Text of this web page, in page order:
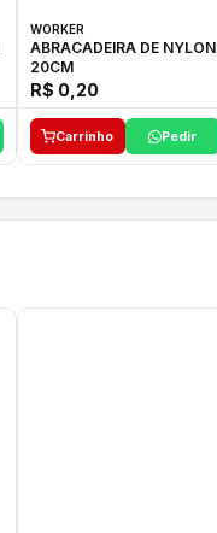
WORKER
ABRACADEIRA DE NYLON
20CM
R$ 0,20
Carrinho Pedir